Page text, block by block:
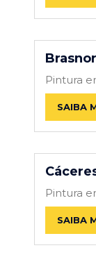
Pintura
SAIBA
Pintura
SAIBA